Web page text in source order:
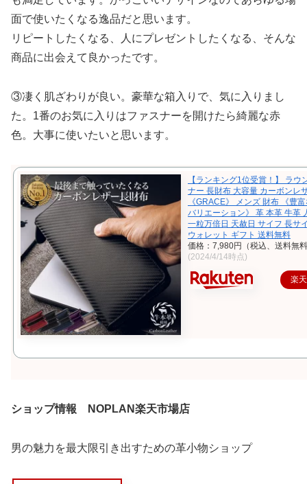
面で使いたくなる逸品だと思います。
リピートしたくなる、人にプレゼントしたくなる、そんな
商品に出会えて良かったです。
③凄く肌ざわりが良い。豪華な箱入りで、気に入りまし
た。1番のお気に入りはファスナーを開けたら綺麗な赤
色。大事に使いたいと思います。
【ランキング1位受賞！】 ラウ
ナー 長財布 大容量 カーボンレ
《GRACE》 メンズ 財布 《豊
バリエーション》 革 本革 牛革
一粒万倍日 天赦日 サイフ 長サ
ウォレット ギフト 送料無料
価格：7,980円（税込、送料無
(2024/4/14時点)
楽
ショップ情報 NOPLAN楽天市場店
男の魅力を最大限引き出すための革小物ショップ